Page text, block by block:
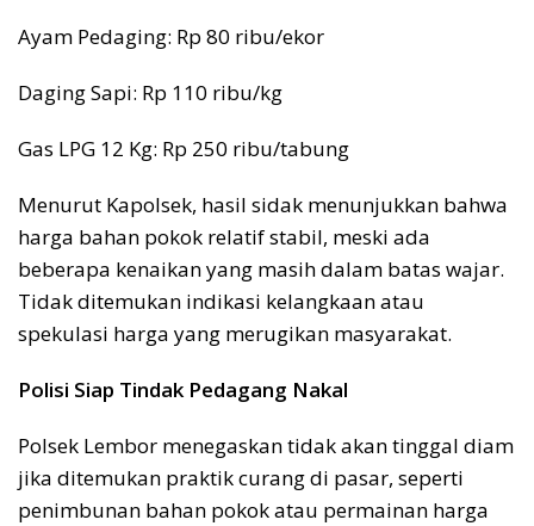
Ayam Pedaging: Rp 80 ribu/ekor
Daging Sapi: Rp 110 ribu/kg
Gas LPG 12 Kg: Rp 250 ribu/tabung
Menurut Kapolsek, hasil sidak menunjukkan bahwa
harga bahan pokok relatif stabil, meski ada
beberapa kenaikan yang masih dalam batas wajar.
Tidak ditemukan indikasi kelangkaan atau
spekulasi harga yang merugikan masyarakat.
Polisi Siap Tindak Pedagang Nakal
Polsek Lembor menegaskan tidak akan tinggal diam
jika ditemukan praktik curang di pasar, seperti
penimbunan bahan pokok atau permainan harga